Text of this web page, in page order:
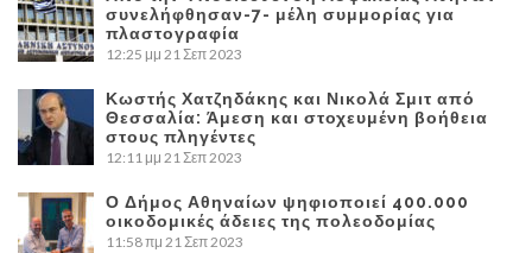
συνελήφθησαν-7- μέλη συμμορίας για
πλαστογραφία
12:25 μμ 21 Σεπ 2023
Κωστής Χατζηδάκης και Νικολά Σμιτ από
Θεσσαλία: Άμεση και στοχευμένη βοήθεια
στους πληγέντες
12:11 μμ 21 Σεπ 2023
Ο Δήμος Αθηναίων ψηφιοποιεί 400.000
οικοδομικές άδειες της πολεοδομίας
11:58 πμ 21 Σεπ 2023